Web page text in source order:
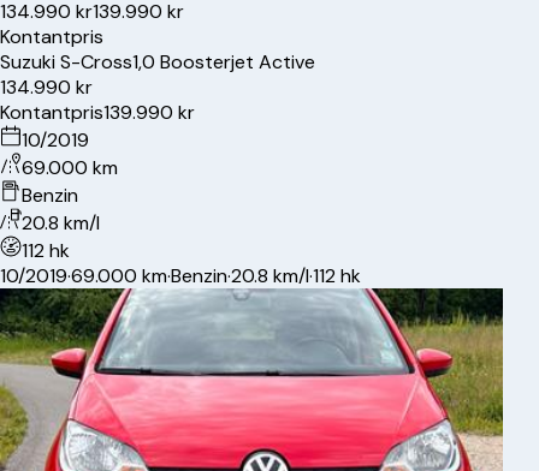
134.990 kr139.990 kr
Kontantpris
SuzukiS-Cross1,0 Boosterjet Active
134.990 kr
Kontantpris139.990 kr
10/2019
69.000 km
Benzin
20.8 km/l
112 hk
10/2019·69.000 km·Benzin·20.8 km/l·112 hk